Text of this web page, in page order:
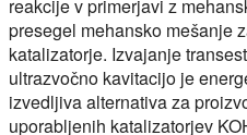
reakcije v primerjavi z
presegel mehansko mešanje
katalizatorje. Izvajanje
ultrazvočno kavitacijo je
izvedljiva alternativa za
uporabljenih katalizatorjev